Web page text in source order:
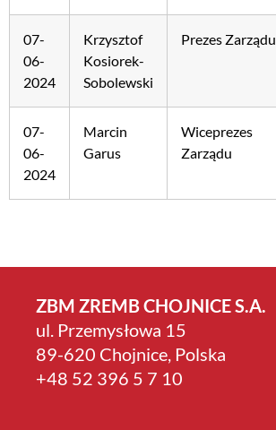
07-
06-
2024
Krzysztof
Kosiorek-
Sobolewski
Prezes Zarządu
07-
06-
2024
Marcin
Garus
Wiceprezes
Zarządu
ZBM ZREMB CHOJNICE S.A.
ul. Przemysłowa 15
89-620 Chojnice, Polska
+4­8 52 396 5 7 10